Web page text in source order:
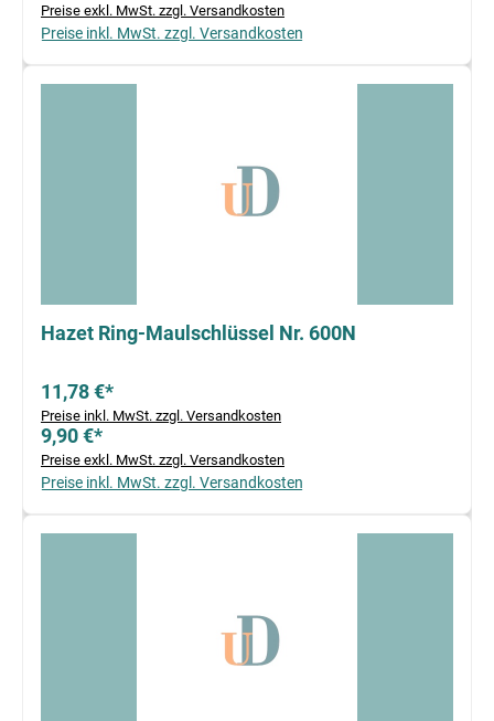
Preise exkl. MwSt. zzgl. Versandkosten
Preise inkl. MwSt. zzgl. Versandkosten
Hazet Ring-Maulschlüssel Nr. 600N
11,78 €*
Preise inkl. MwSt. zzgl. Versandkosten
9,90 €*
Preise exkl. MwSt. zzgl. Versandkosten
Preise inkl. MwSt. zzgl. Versandkosten